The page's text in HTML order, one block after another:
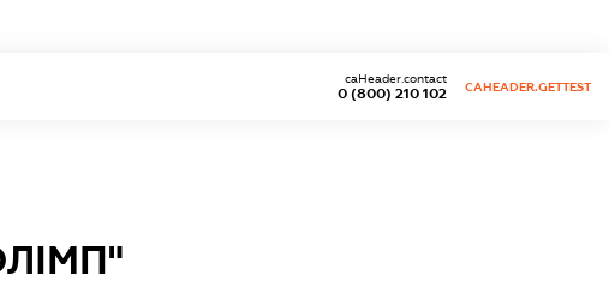
0 (800) 210 102
caHeader.contact
CAHEADER.GETTEST